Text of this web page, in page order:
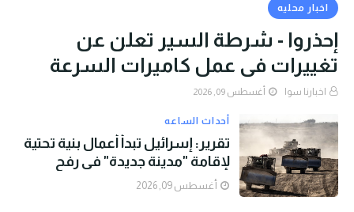
اخبار محليه
إحذروا - شرطة السير تعلن عن
تغييرات في عمل كاميرات السرعة
اخبارنا سوا أغسطس 09, 2026
أحداث الساعه
تقرير: إسرائيل تبدأ أعمال بنية تحتية
لإقامة "مدينة جديدة" في رفح
أغسطس 09, 2026